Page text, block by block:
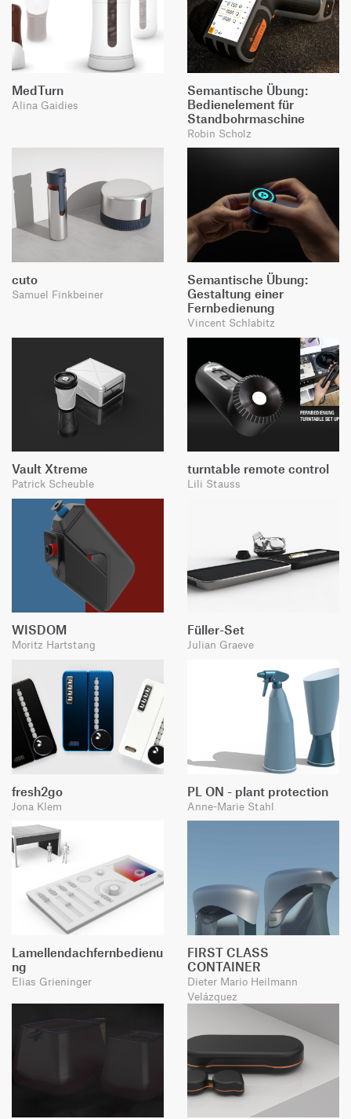
MedTurn
Alina Gaidies
Semantische Übung:
Bedienelement für
Standbohrmaschine
Robin Scholz
cuto
Samuel Finkbeiner
Semantische Übung:
Gestaltung einer
Fernbedienung
Vincent Schlabitz
Vault Xtreme
Patrick Scheuble
turntable remote control
Lili Stauss
WISDOM
Moritz Hartstang
Füller-Set
Julian Graeve
fresh2go
Jona Klem
PL ON - plant protection
Anne-Marie Stahl
Lamellendachfernbedienu
ng
Elias Grieninger
FIRST CLASS
CONTAINER
Dieter Mario Heilmann
Velázquez